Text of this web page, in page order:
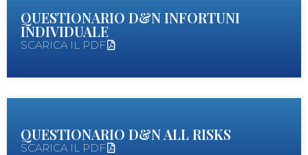
QUESTIONARIO D&N INFORTUNI
INDIVIDUALE
SCARICA IL PDF
QUESTIONARIO D&N ALL RISKS
SCARICA IL PDF